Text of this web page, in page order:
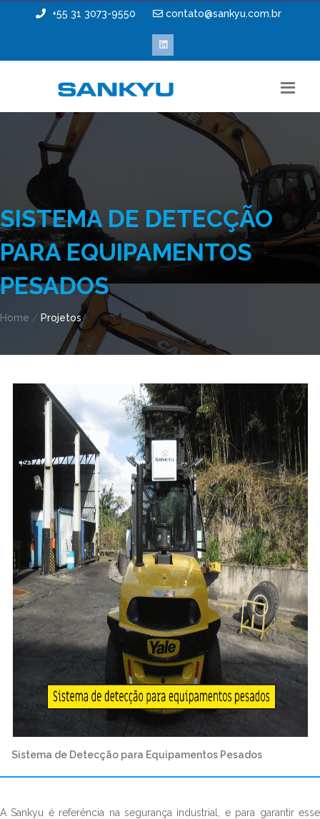
+55 31 3073-9550 contato@sankyu.com.br
SISTEMA DE DETECÇÃO
PARA EQUIPAMENTOS
PESADOS
Home / Projetos
Sistema de Detecção para Equipamentos Pesados
A Sankyu é referência na segurança industrial, e para garantir esse